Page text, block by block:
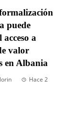
puede
a
valor
en Albania
Hace 2